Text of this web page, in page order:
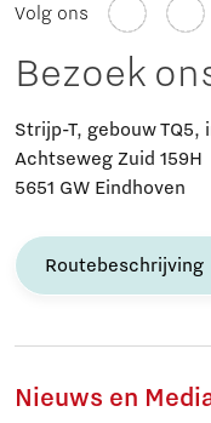
Volg ons
Bezoek
Strijp-T, gebouw
Achtseweg Zuid 159H
5651 GW Eindhoven
Routebeschrijving
Nieuws en